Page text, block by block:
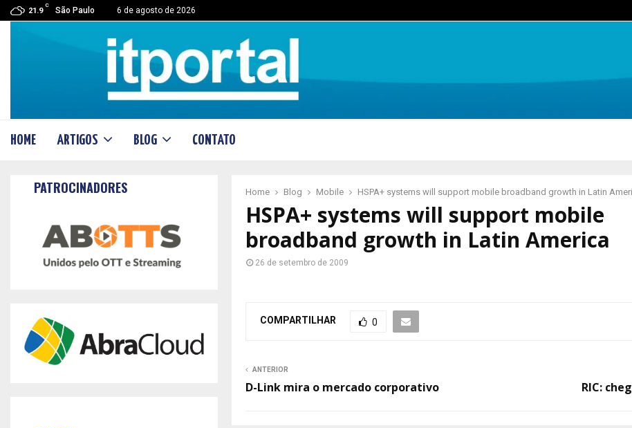
21.9
C
São Paulo 6 de agosto de 2026
HOME ARTIGOS BLOG CONTATO
Home Blog Mobile HSPA+ systems will support mobile broadband growth in Latin
HSPA+ systems will support mobile
broadband growth in Latin America
26 de setembro de 2009
COMPARTILHAR 0
ANTERIOR
D-Link mira o mercado corporativo RIC:
PATROCINADORES